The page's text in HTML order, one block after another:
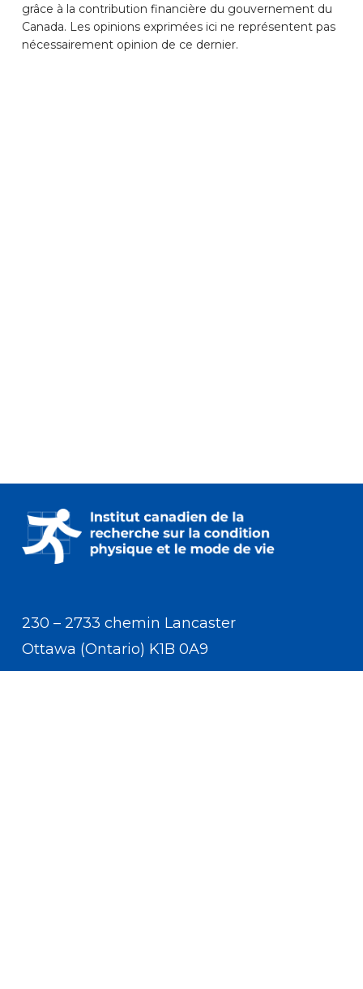
grâce à la contribution financière du gouvernement du
Canada. Les opinions exprimées ici ne représentent pas
nécessairement opinion de ce dernier.
230 – 2733 chemin Lancaster
Ottawa (Ontario) K1B 0A9